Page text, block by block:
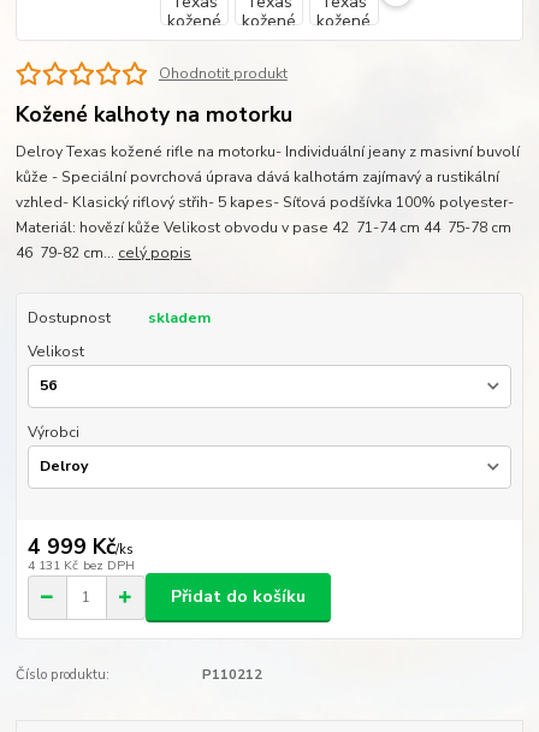
Ohodnotit produkt
Kožené kalhoty na motorku
Delroy Texas kožené rifle na motorku- Individuální jeany z masivní buvolí
kůže - Speciální povrchová úprava dává kalhotám zajímavý a rustikální
vzhled- Klasický riflový střih- 5 kapes- Síťová podšívka 100% polyester-
Materiál: hovězí kůže Velikost obvodu v pase 42 71-74 cm 44 75-78 cm
46 79-82 cm... celý popis
Dostupnost
skladem
Velikost
Výrobci
4 999 Kč/ks
4 131 Kč bez DPH
Přidat do košíku
Číslo produktu: P110212